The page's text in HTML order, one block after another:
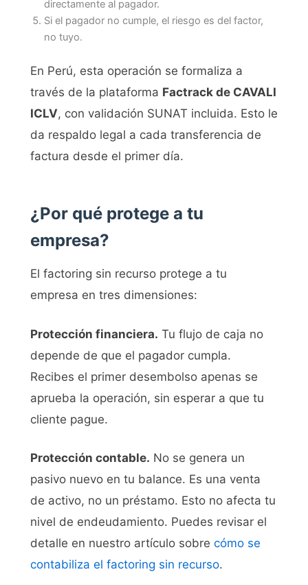
directamente al pagador.
Si el pagador no cumple, el riesgo es del factor,
no tuyo.
En Perú, esta operación se formaliza a
través de la plataforma Factrack de CAVALI
ICLV, con validación SUNAT incluida. Esto le
da respaldo legal a cada transferencia de
factura desde el primer día.
¿Por qué protege a tu
empresa?
El factoring sin recurso protege a tu
empresa en tres dimensiones:
Protección financiera. Tu flujo de caja no
depende de que el pagador cumpla.
Recibes el primer desembolso apenas se
aprueba la operación, sin esperar a que tu
cliente pague.
Protección contable. No se genera un
pasivo nuevo en tu balance. Es una venta
de activo, no un préstamo. Esto no afecta tu
nivel de endeudamiento. Puedes revisar el
detalle en nuestro artículo sobre cómo se
contabiliza el factoring sin recurso.